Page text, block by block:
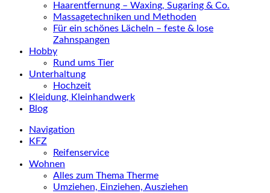
Haarentfernung – Waxing, Sugaring & Co.
Massagetechniken und Methoden
Für ein schönes Lächeln – feste & lose
Zahnspangen
Hobby
Rund ums Tier
Unterhaltung
Hochzeit
Kleidung, Kleinhandwerk
Blog
Navigation
KFZ
Reifenservice
Wohnen
Alles zum Thema Therme
Umziehen, Einziehen, Ausziehen